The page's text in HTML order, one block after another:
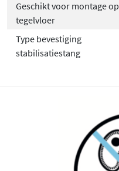
Geschikt voor montage op
tegelvloer
Type bevestiging
stabilisatiestang